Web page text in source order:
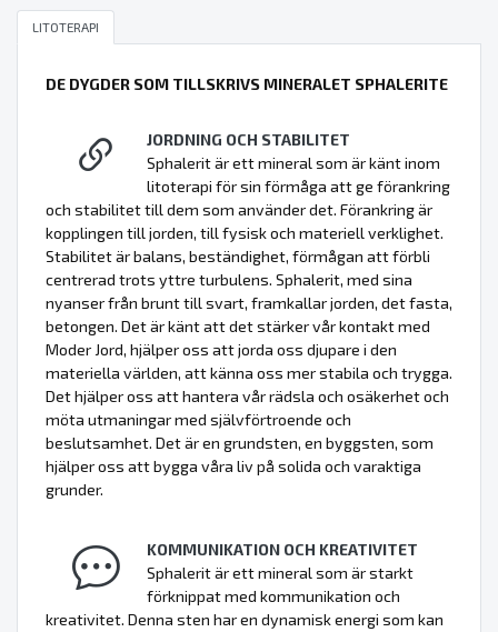
LITOTERAPI
DE DYGDER SOM TILLSKRIVS MINERALET SPHALERITE
JORDNING OCH STABILITET
Sphalerit är ett mineral som är känt inom
litoterapi för sin förmåga att ge förankring
och stabilitet till dem som använder det. Förankring är
kopplingen till jorden, till fysisk och materiell verklighet.
Stabilitet är balans, beständighet, förmågan att förbli
centrerad trots yttre turbulens. Sphalerit, med sina
nyanser från brunt till svart, framkallar jorden, det fasta,
betongen. Det är känt att det stärker vår kontakt med
Moder Jord, hjälper oss att jorda oss djupare i den
materiella världen, att känna oss mer stabila och trygga.
Det hjälper oss att hantera vår rädsla och osäkerhet och
möta utmaningar med självförtroende och
beslutsamhet. Det är en grundsten, en byggsten, som
hjälper oss att bygga våra liv på solida och varaktiga
grunder.
KOMMUNIKATION OCH KREATIVITET
Sphalerit är ett mineral som är starkt
förknippat med kommunikation och
kreativitet. Denna sten har en dynamisk energi som kan